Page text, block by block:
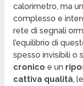
calorimetro, ma
complesso e
rete di segnali
l’equilibrio di
spesso invisibili
cronico e un
cattiva qualità,